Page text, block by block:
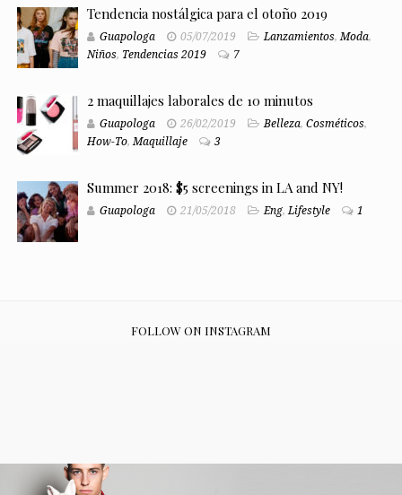
Tendencia nostálgica para el otoño 2019
Guapologa 05/07/2019 Lanzamientos,Moda,
Niños, Tendencias 2019 7
2 maquillajes laborales de 10 minutos
Guapologa 26/02/2019 Belleza, Cosméticos,
How-To,Maquillaje 3
Summer 2018: $5 screenings in LA and NY!
Guapologa 21/05/2018 Eng,Lifestyle 1
FOLLOW ON INSTAGRAM